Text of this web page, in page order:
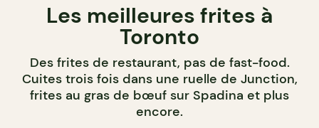
Les meilleures frites à
Toronto
Des frites de restaurant, pas de fast-food.
Cuites trois fois dans une ruelle de Junction,
frites au gras de bœuf sur Spadina et plus
encore.